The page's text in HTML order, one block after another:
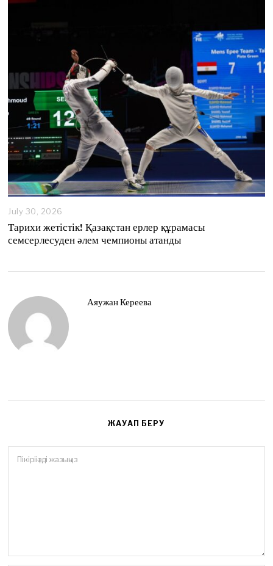
2
6
July 30, 2026
Тарихи жетістік! Қазақстан ерлер құрамасы
семсерлесуден әлем чемпионы атанды
Аяужан Кереева
ЖАУАП БЕРУ